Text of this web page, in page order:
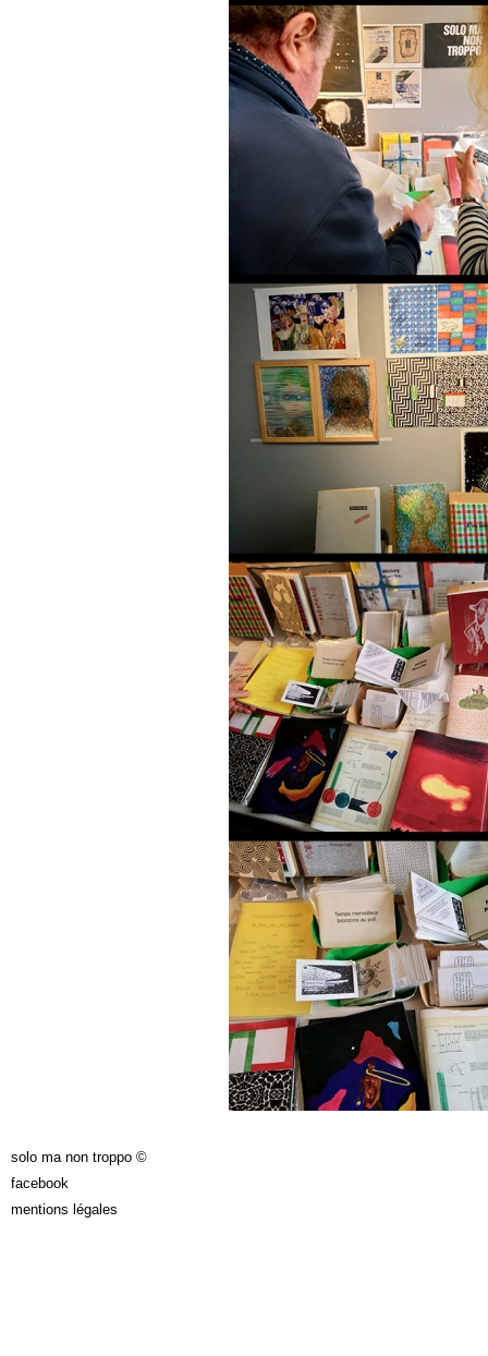
solo ma non troppo ©
facebook
mentions légales